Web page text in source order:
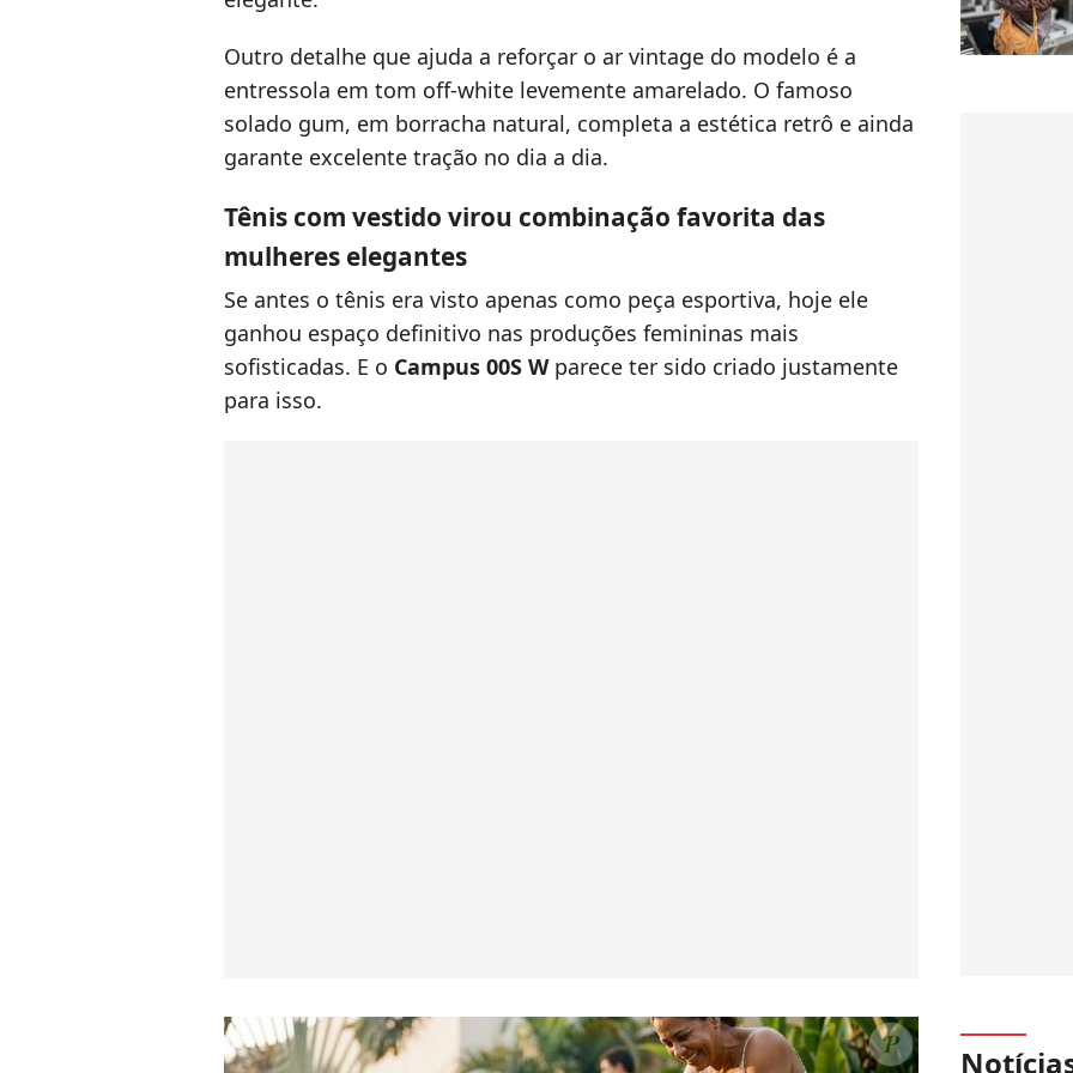
Outro detalhe que ajuda a reforçar o ar vintage do modelo é a
entressola em tom off-white levemente amarelado. O famoso
solado gum, em borracha natural, completa a estética retrô e ainda
garante excelente tração no dia a dia.
Tênis com vestido virou combinação favorita das
mulheres elegantes
Se antes o tênis era visto apenas como peça esportiva, hoje ele
ganhou espaço definitivo nas produções femininas mais
sofisticadas. E o Campus 00S Wparece ter sido criado justamente
para isso.